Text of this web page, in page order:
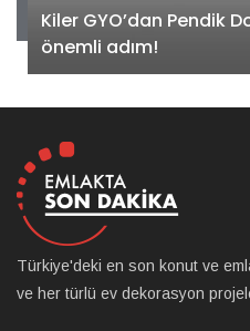
Kiler GYO’dan Pendik
önemli adım!
Türkiye'deki en son konut ve
ve her türlü ev dekorasyon